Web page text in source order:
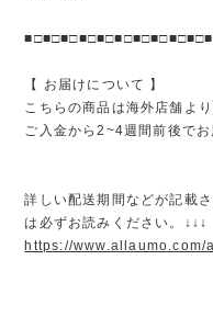
【 お届けについて 】
こちらの商品は海外店舗よ
ご入金から2~4週間前後でお
詳しい配送期間などが記載
は必ずお読みください。↓↓↓
https://www.allaumo.com/